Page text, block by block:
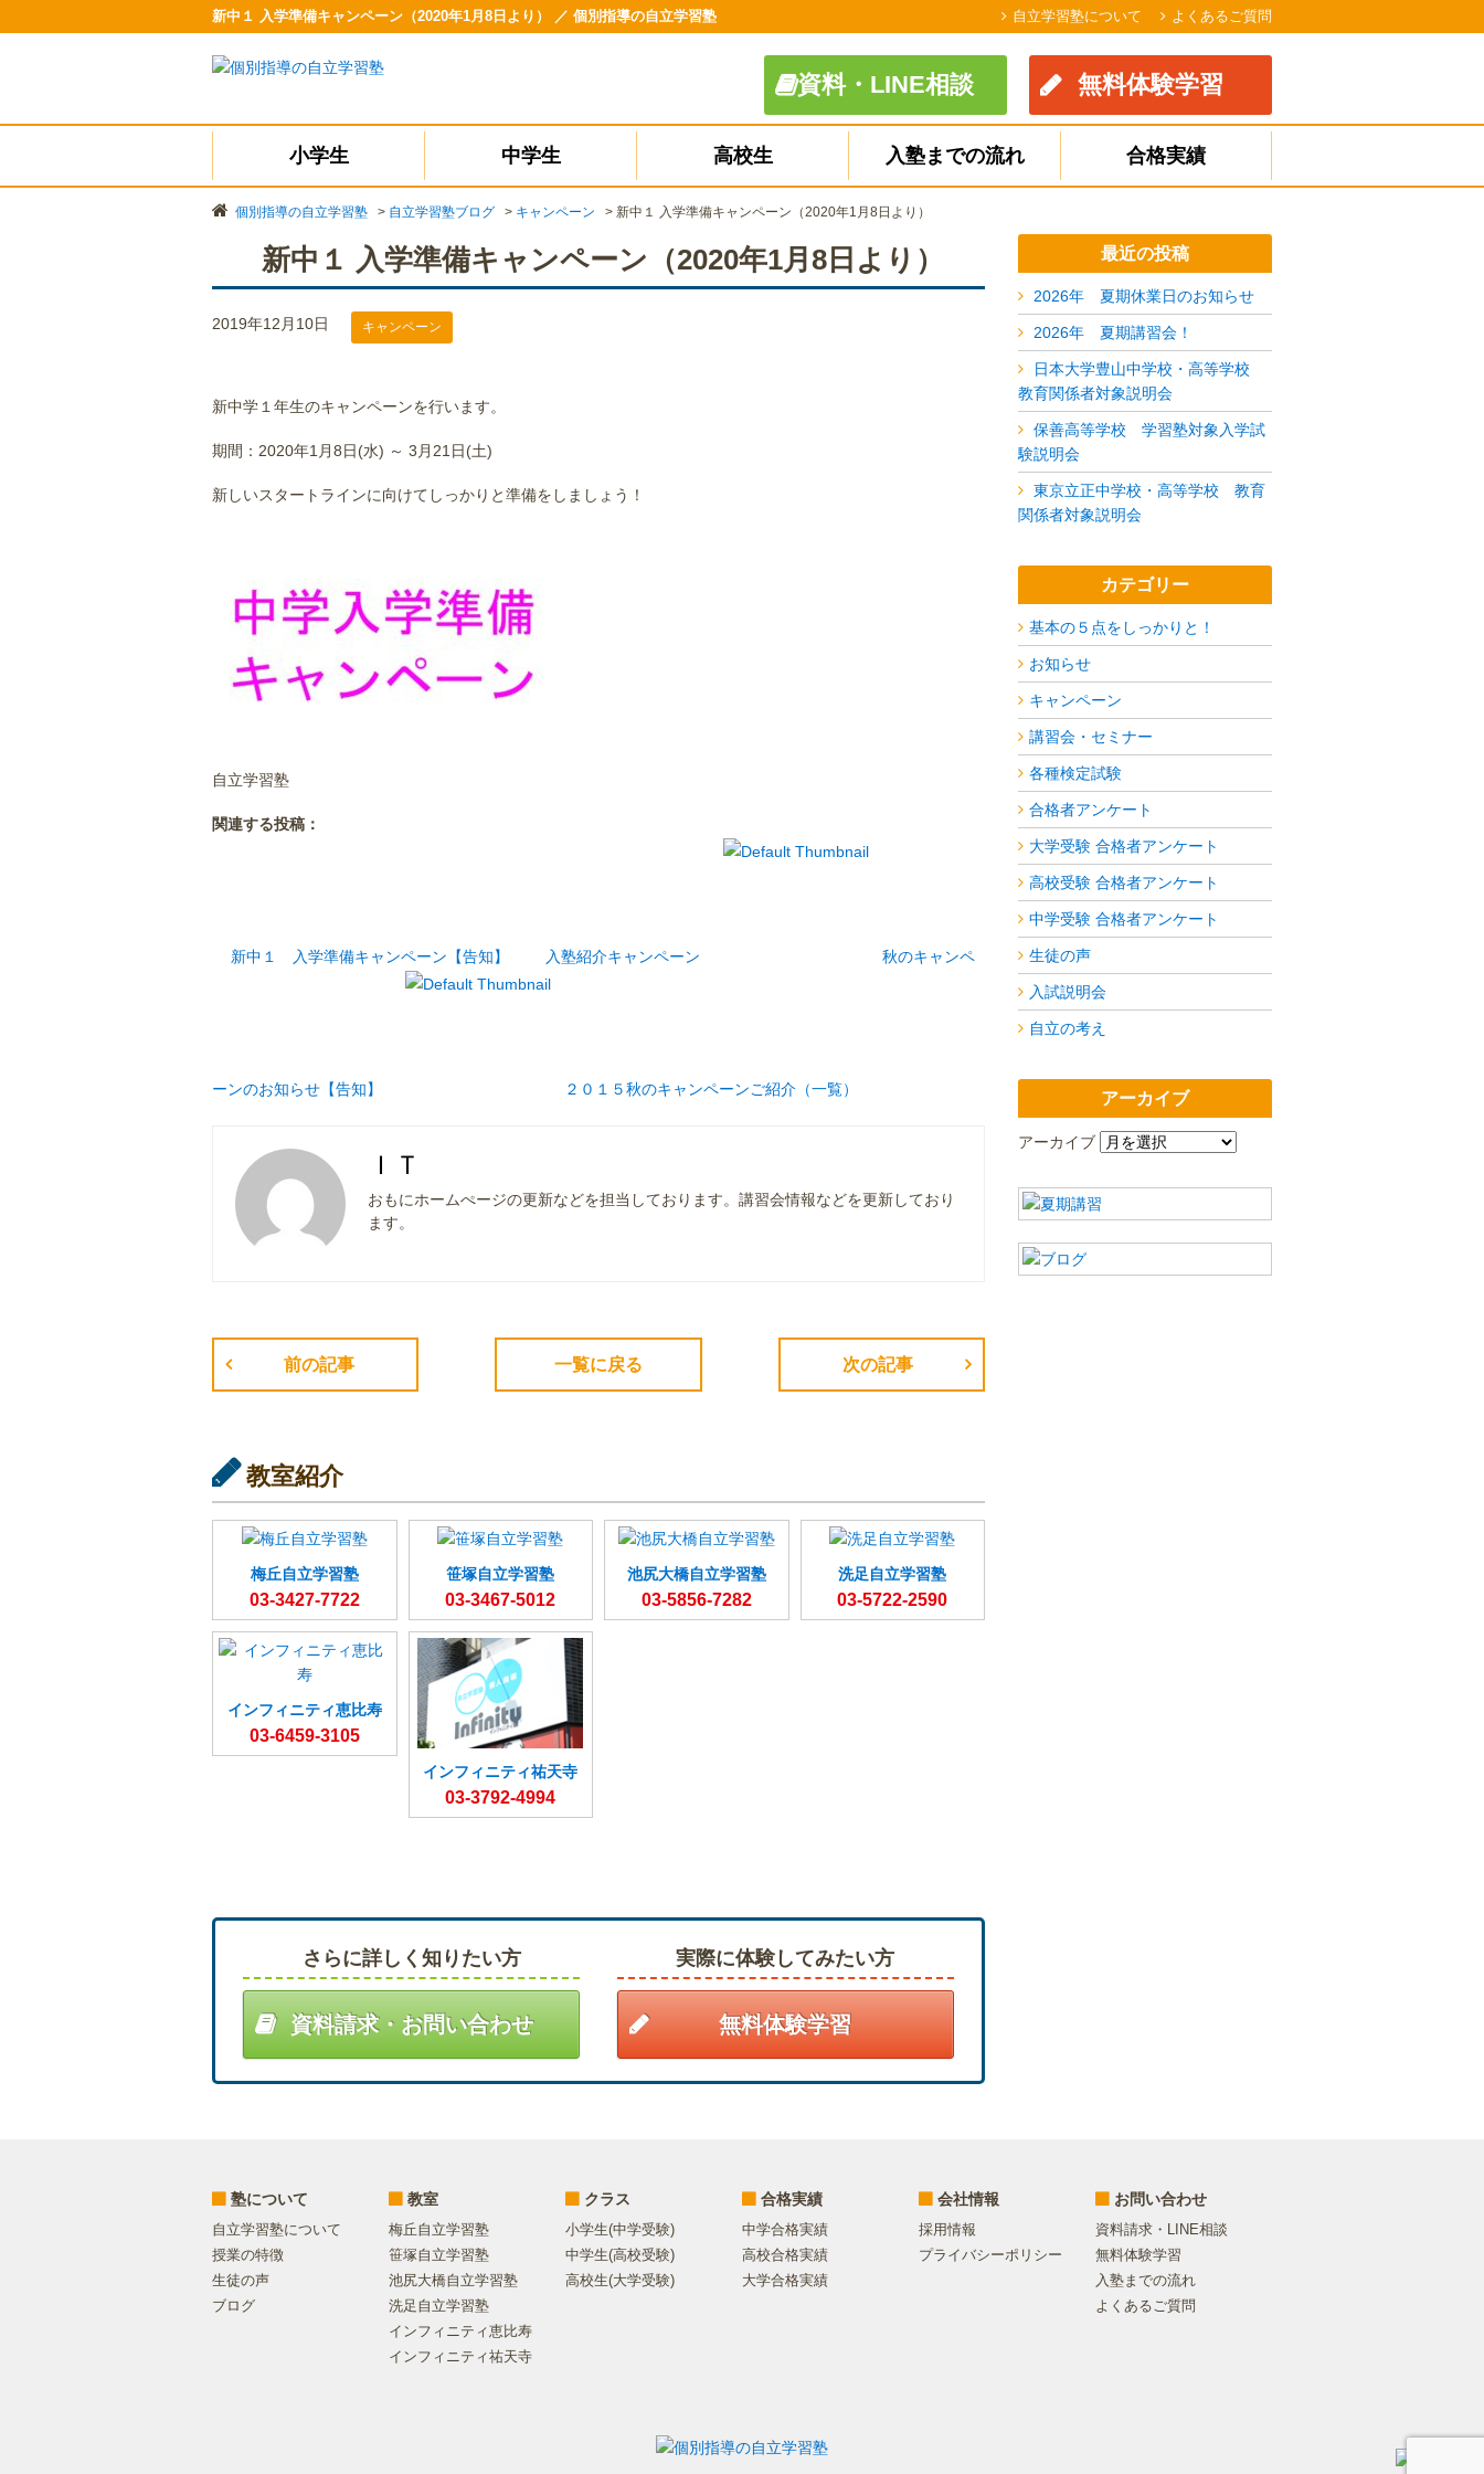
新中１ 入学準備キャンペーン（2020年1月8日より） ／ 個別指導の自立学習塾 自立学習塾について よくあるご質問
資料・LINE相談 無料体験学習
小学生 中学生 高校生 入塾までの流れ 合格実績
個別指導の自立学習塾 > 自立学習塾ブログ > キャンペーン > 新中１ 入学準備キャンペーン（2020年1月8日より）
新中１ 入学準備キャンペーン（2020年1月8日より）
2019年12月10日 キャンペーン
新中学１年生のキャンペーンを行います。
期間：2020年1月8日(水) ～ 3月21日(土)
新しいスタートラインに向けてしっかりと準備をしましょう！
自立学習塾
関連する投稿：
新中１ 入学準備キャンペーン【告知】 入塾紹介キャンペーン 秋のキャンペ
ーンのお知らせ【告知】 ２０１５秋のキャンペーンご紹介（一覧）
ＩＴ
おもにホームぺージの更新などを担当しております。講習会情報などを更新しており
ます。
前の記事 一覧に戻る 次の記事
教室紹介
梅丘自立学習塾
03-3427-7722
笹塚自立学習塾
03-3467-5012
池尻大橋自立学習塾
03-5856-7282
洗足自立学習塾
03-5722-2590
インフィニティ恵比寿
03-6459-3105
インフィニティ祐天寺
03-3792-4994
さらに詳しく知りたい方
資料請求・お問い合わせ
実際に体験してみたい方
無料体験学習
最近の投稿
2026年 夏期休業日のお知らせ
2026年 夏期講習会！
日本大学豊山中学校・高等学校
教育関係者対象説明会
保善高等学校 学習塾対象入学試
験説明会
東京立正中学校・高等学校 教育
関係者対象説明会
カテゴリー
基本の５点をしっかりと！
お知らせ
キャンペーン
講習会・セミナー
各種検定試験
合格者アンケート
大学受験 合格者アンケート
高校受験 合格者アンケート
中学受験 合格者アンケート
生徒の声
入試説明会
自立の考え
アーカイブ
アーカイブ
塾について
自立学習塾について
授業の特徴
生徒の声
ブログ
教室
梅丘自立学習塾
笹塚自立学習塾
池尻大橋自立学習塾
洗足自立学習塾
インフィニティ恵比寿
インフィニティ祐天寺
クラス
小学生(中学受験)
中学生(高校受験)
高校生(大学受験)
合格実績
中学合格実績
高校合格実績
大学合格実績
会社情報
採用情報
プライバシーポリシー
お問い合わせ
資料請求・LINE相談
無料体験学習
入塾までの流れ
よくあるご質問